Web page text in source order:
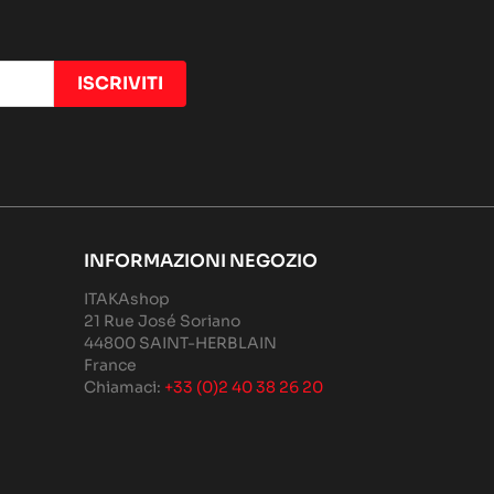
INFORMAZIONI NEGOZIO
ITAKAshop
21 Rue José Soriano
44800 SAINT-HERBLAIN
France
Chiamaci: +33 (0)2 40 38 26 20